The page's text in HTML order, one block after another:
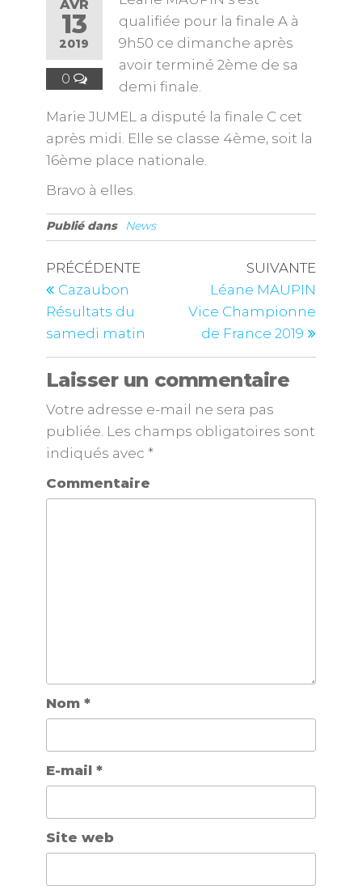
AVR
13
2019
0
qualifiée pour la finale A à
9h50 ce dimanche après
avoir terminé 2ème de sa
demi finale.
Marie JUMEL a disputé la finale C cet
après midi. Elle se classe 4ème, soit la
16ème place nationale.
Bravo à elles.
Publié dans News
PRÉCÉDENTE
Cazaubon
Résultats du
samedi matin
SUIVANTE
Léane MAUPIN
Vice Championne
de France 2019
Laisser un commentaire
Votre adresse e-mail ne sera pas
publiée. Les champs obligatoires sont
indiqués avec *
Commentaire
Nom *
E-mail *
Site web